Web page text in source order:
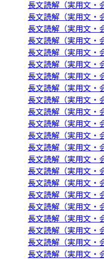
長文読解（実用文・
長文読解（実用文・
長文読解（実用文・
長文読解（実用文・
長文読解（実用文・
長文読解（実用文・
長文読解（実用文・
長文読解（実用文・
長文読解（実用文・
長文読解（実用文・
長文読解（実用文・
長文読解（実用文・
長文読解（実用文・
長文読解（実用文・
長文読解（実用文・
長文読解（実用文・
長文読解（実用文・
長文読解（実用文・
長文読解（実用文・
長文読解（実用文・
長文読解（実用文・
長文読解（実用文・